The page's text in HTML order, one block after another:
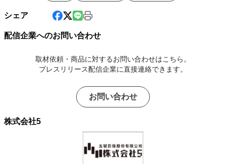
シェア
配信企業へのお問い合わせ
取材依頼・商品に対するお問い合わせはこちら。
プレスリリース配信企業に直接連絡できます。
お問い合わせ
株式会社5